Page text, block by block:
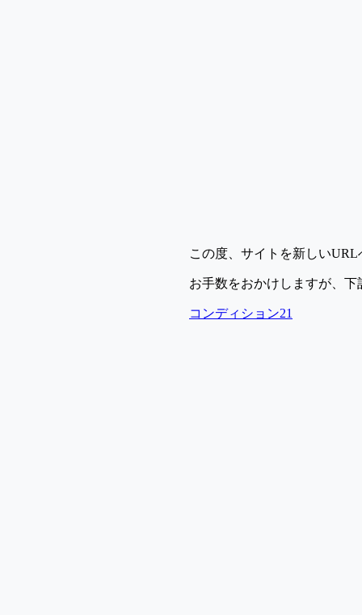
この度、サイトを新しい
お手数をおかけしますが、
コンディション21